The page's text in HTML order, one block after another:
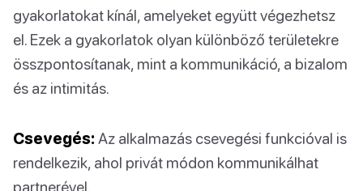
gyakorlatokat kínál, amelyeket együtt végezhetsz
el. Ezek a gyakorlatok olyan különböző területekre
összpontosítanak, mint a kommunikáció, a bizalom
és az intimitás.
Csevegés: Az alkalmazás csevegési funkcióval is
rendelkezik, ahol privát módon kommunikálhat
partnerével.